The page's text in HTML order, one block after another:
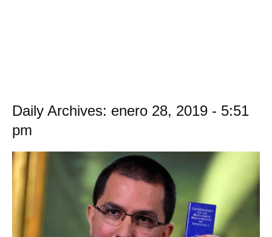
Daily Archives: enero 28, 2019 - 5:51
pm